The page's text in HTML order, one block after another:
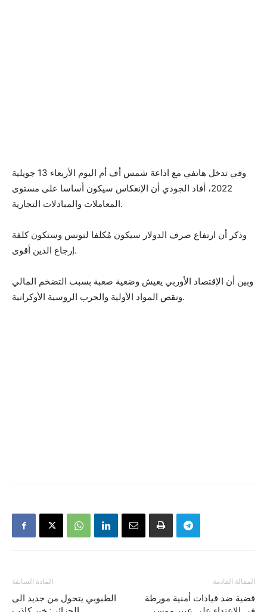
وفي تدخل هاتفي مع اذاعة شمس أف أم اليوم الأربعاء 13 جويلية
2022، أفاد الجودي أن الإنعكاس سيكون أساسا على مستوى
المعاملات والمبادلات التجارية.
وذكر أن ارتفاع صرف الدولار سيكون مُكلفا لتونس وستكون كلفة
إرجاع الدين أقوى.
وبين أن الإقتصاد الأوربي يعيش وضعية صعبة بسبب التضخم المالي
ونقص المواد الأولية والحرب الروسية الأوكرانية.
المادة السابقة
الطبوبي يتحول من جديد الى
المقالة القادمة
قضية ضد قيادات أمنية مورطة